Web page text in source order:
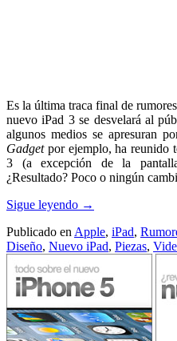
Es la última traca final de
nuevo iPad 3 se desvelará al
algunos medios se apresuran
Gadgetpor ejemplo, ha reunido
3 (a excepción de la pantalla
¿Resultado? Poco o ningún
Sigue leyendo →
Publicado en Apple, iPad,
Diseño, Nuevo iPad, Piezas,